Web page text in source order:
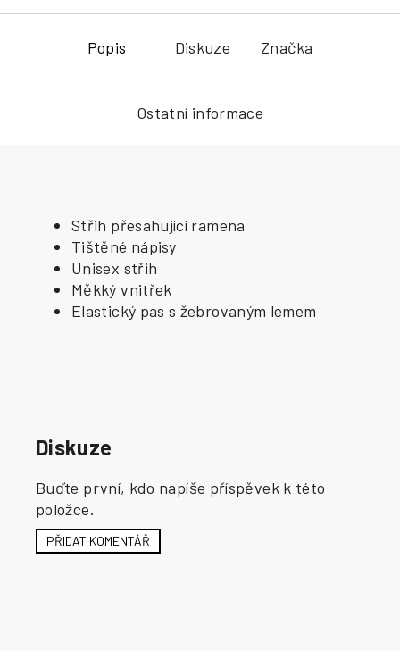
Popis Diskuze Značka
Ostatní informace
Střih přesahující ramena
Tištěné nápisy
Unisex střih
Měkký vnitřek
Elastický pas s žebrovaným lemem
Diskuze
Buďte první, kdo napíše příspěvek k této
položce.
PŘIDAT KOMENTÁŘ